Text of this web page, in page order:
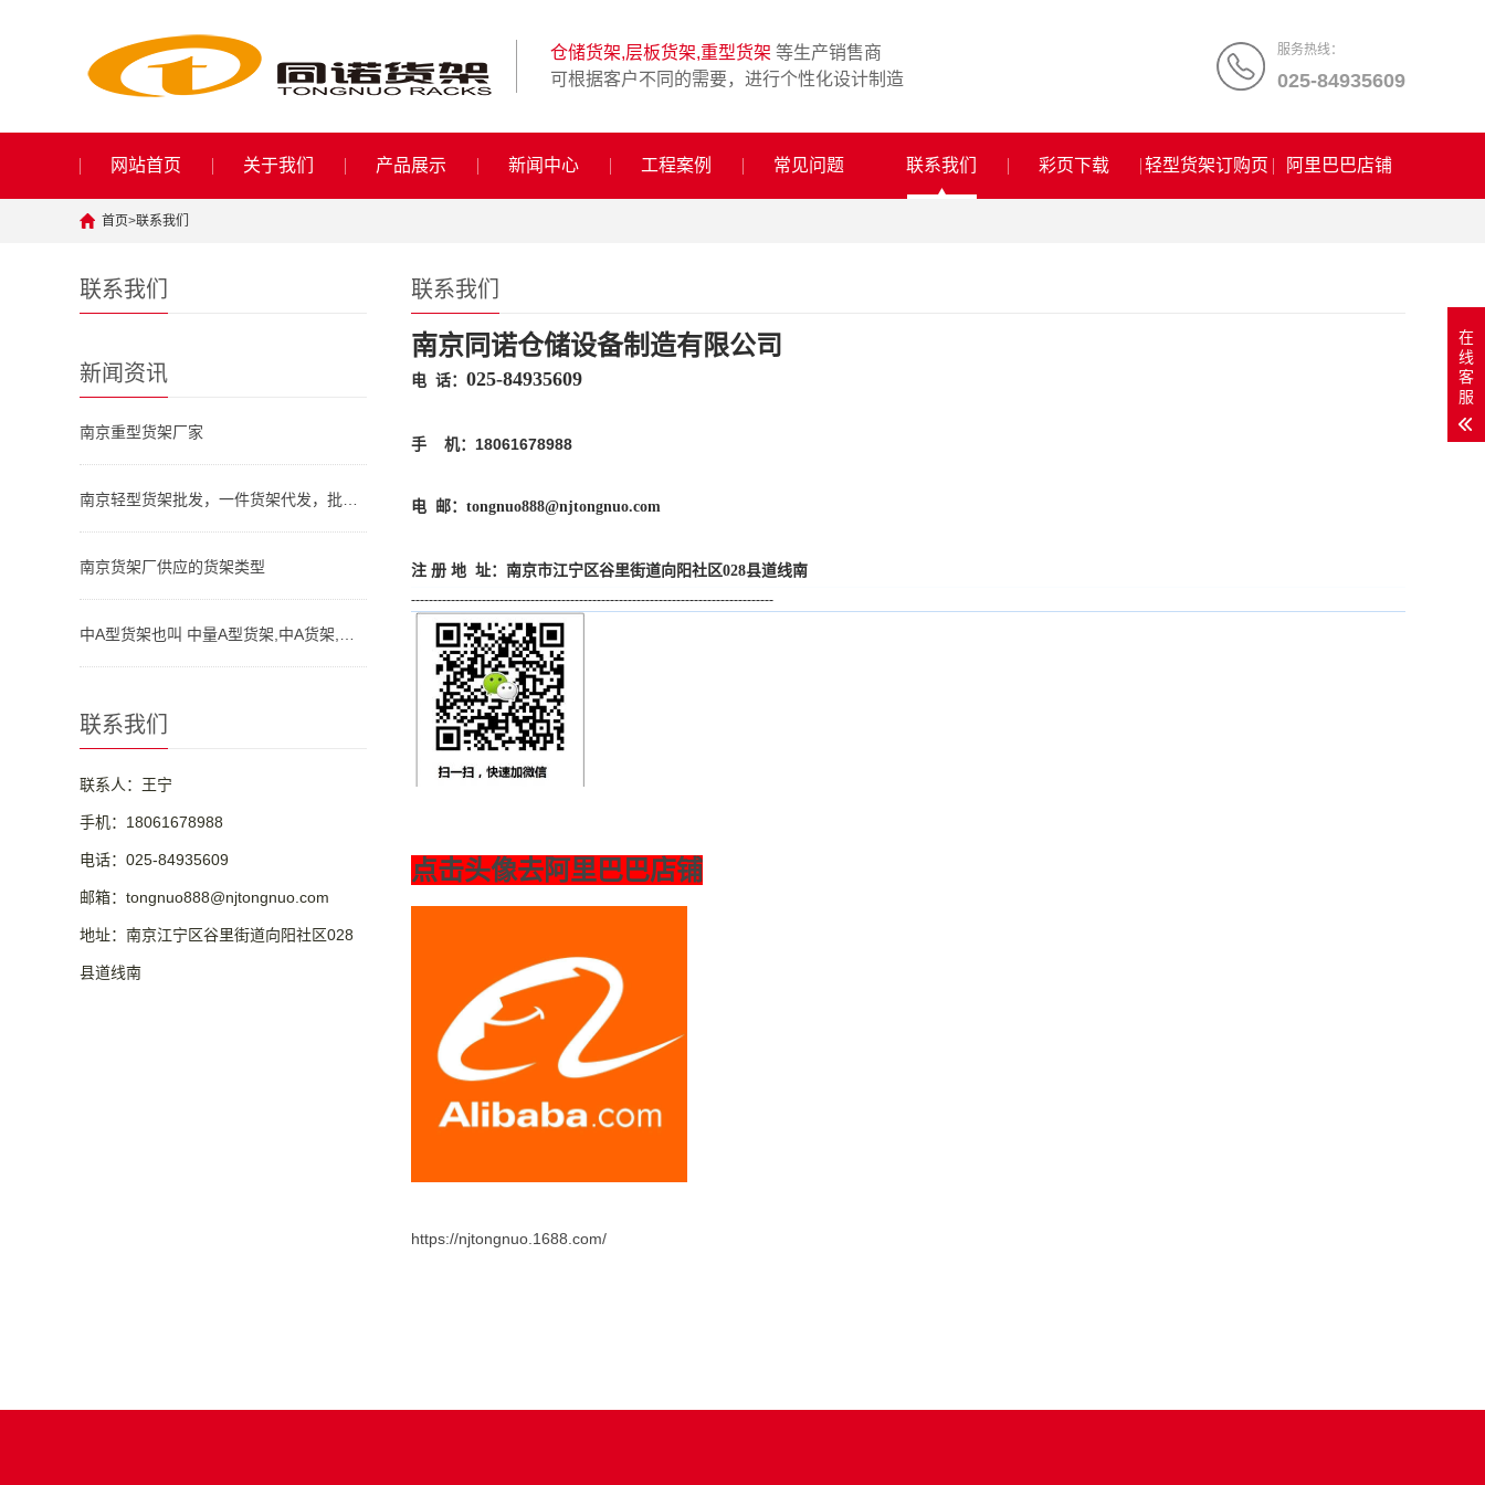
服务热线：
025-84935609
仓储货架,层板货架,重型货架 等生产销售商
可根据客户不同的需要，进行个性化设计制造
网站首页 关于我们 产品展示 新闻中心 工程案例 常见问题 联系我们 彩页下载 轻型货架订购页 阿里巴巴店铺
首页>联系我们
联系我们
新闻资讯
南京重型货架厂家
南京货架厂供应的货架类型
联系我们
联系人：王宁
手机：18061678988
电话：025-84935609
邮箱：tongnuo888@njtongnuo.com
地址：南京江宁区谷里街道向阳社区028
县道线南
联系我们
南京同诺仓储设备制造有限公司
电 话： 025-84935609
手 机：18061678988
电 邮： tongnuo888@njtongnuo.com
注 册 地 址：南京市江宁区谷里街道向阳社区028县道线南
----------------------------------------------------------------------------------
点击头像去阿里巴巴店铺
https://njtongnuo.1688.com/
在
线
客
服